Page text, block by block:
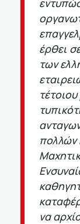
έρθει
των
πολλών
να